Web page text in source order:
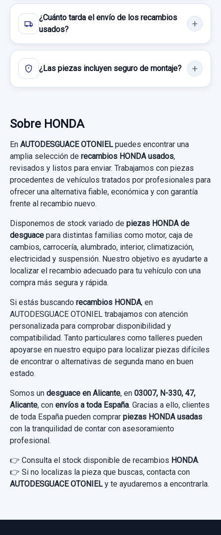
CERRADURA PUERTA DELANTERA
DERECHA... usado.
HONDA FR-V (BE) 1.7
35,00 €
Sin IVA, gastos de envío no incluidos.
Consultar por whatsapp
PARASOL DERECHO GRIS
HONDA FR-V (BE) 1.7
Garantía 1 año
15,00 €
Sin IVA, gastos de envío no incluidos.
Consultar por whatsapp
¿Cuánto tarda el envío de los recambios
usados?
¿Las piezas incluyen seguro de montaje?
Sobre HONDA
En AUTODESGUACE OTONIELpuedes encontrar una
amplia selección de recambios HONDA usados,
revisados y listos para enviar. Trabajamos con piezas
procedentes de vehículos tratados por profesionales para
ofrecer una alternativa fiable, económica y con garantía
frente al recambio nuevo.
Disponemos de stock variado de piezas HONDA de
desguace para distintas familias como motor, caja de
cambios, carrocería, alumbrado, interior, climatización,
electricidad y suspensión. Nuestro objetivo es ayudarte a
localizar el recambio adecuado para tu vehículo con una
compra más segura y rápida.
Si estás buscando recambios HONDA, en
AUTODESGUACE OTONIEL trabajamos con atención
personalizada para comprobar disponibilidad y
compatibilidad. Tanto particulares como talleres pueden
apoyarse en nuestro equipo para localizar piezas difíciles
de encontrar o alternativas de segunda mano en buen
estado.
Somos un desguace en Alicante, en 03007, N-330, 47,
Alicante, con envíos a toda España. Gracias a ello, clientes
de toda España pueden comprar piezas HONDA usadas
con la tranquilidad de contar con asesoramiento
profesional.
👉 Consulta el stock disponible de recambios HONDA.
👉 Si no localizas la pieza que buscas, contacta con
AUTODESGUACE OTONIELy te ayudaremos a encontrarla.